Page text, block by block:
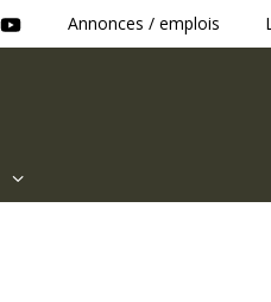
Annonces / emplois